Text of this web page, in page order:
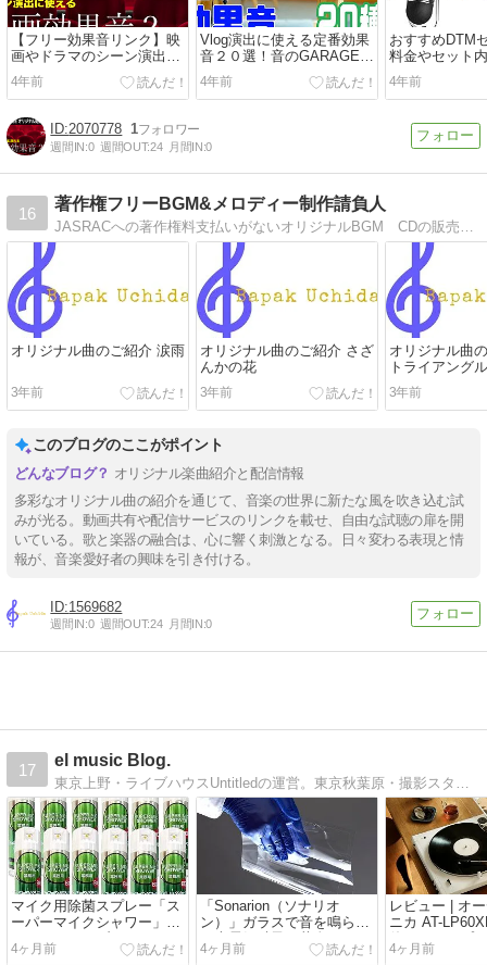
【フリー効果音リンク】映
画やドラマのシーン演出に
使える！YouTube動画編集
用
4年前
Vlog演出に使える定番効果
音２０選！音のGARAGEチ
ャンネル
4年前
おすすめDTM
料金やセット
心者向け簡単
4年前
2070778 1
週間IN:0 週間OUT:24 月間IN:0
16
著作権フリーBGM&メロディー制作請負人
オリジナル曲のご紹介 涙雨
3年前
オリジナル曲のご紹介 さざ
んかの花
3年前
オリジナル曲
トライアングル
3年前
このブログのここがポイント
オリジナル楽曲紹介と配信情報
多彩なオリジナル曲の紹介を通じて、音楽の世界に新たな風を吹き込む試
みが光る。動画共有や配信サービスのリンクを載せ、自由な試聴の扉を開
いている。歌と楽器の融合は、心に響く刺激となる。日々変わる表現と情
報が、音楽愛好者の興味を引き付ける。
1569682
週間IN:0 週間OUT:24 月間IN:0
17
el music Blog.
マイク用除菌スプレー「ス
ーパーマイクシャワー」カ
ラオケ・ライブハウス・ス
タジオで15年使われ続ける
4ヶ月前
「Sonarion（ソナリオ
ン）」ガラスで音を鳴らす
日本電気硝子の革命
4ヶ月前
レビュー | オ
ニカ AT-
使ってシンプ
が身近になった
4ヶ月前